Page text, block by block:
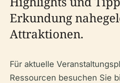
Erkundung
Attraktionen.
Für aktuelle
Ressourcen besuchen Sie